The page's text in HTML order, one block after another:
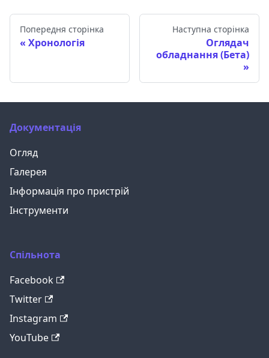
Попередня сторінка
Хронологія
Наступна сторінка
Оглядач
обладнання (Бета)
Документація
Огляд
Галерея
Інформація про пристрій
Інструменти
Спільнота
Facebook
Twitter
Instagram
YouTube